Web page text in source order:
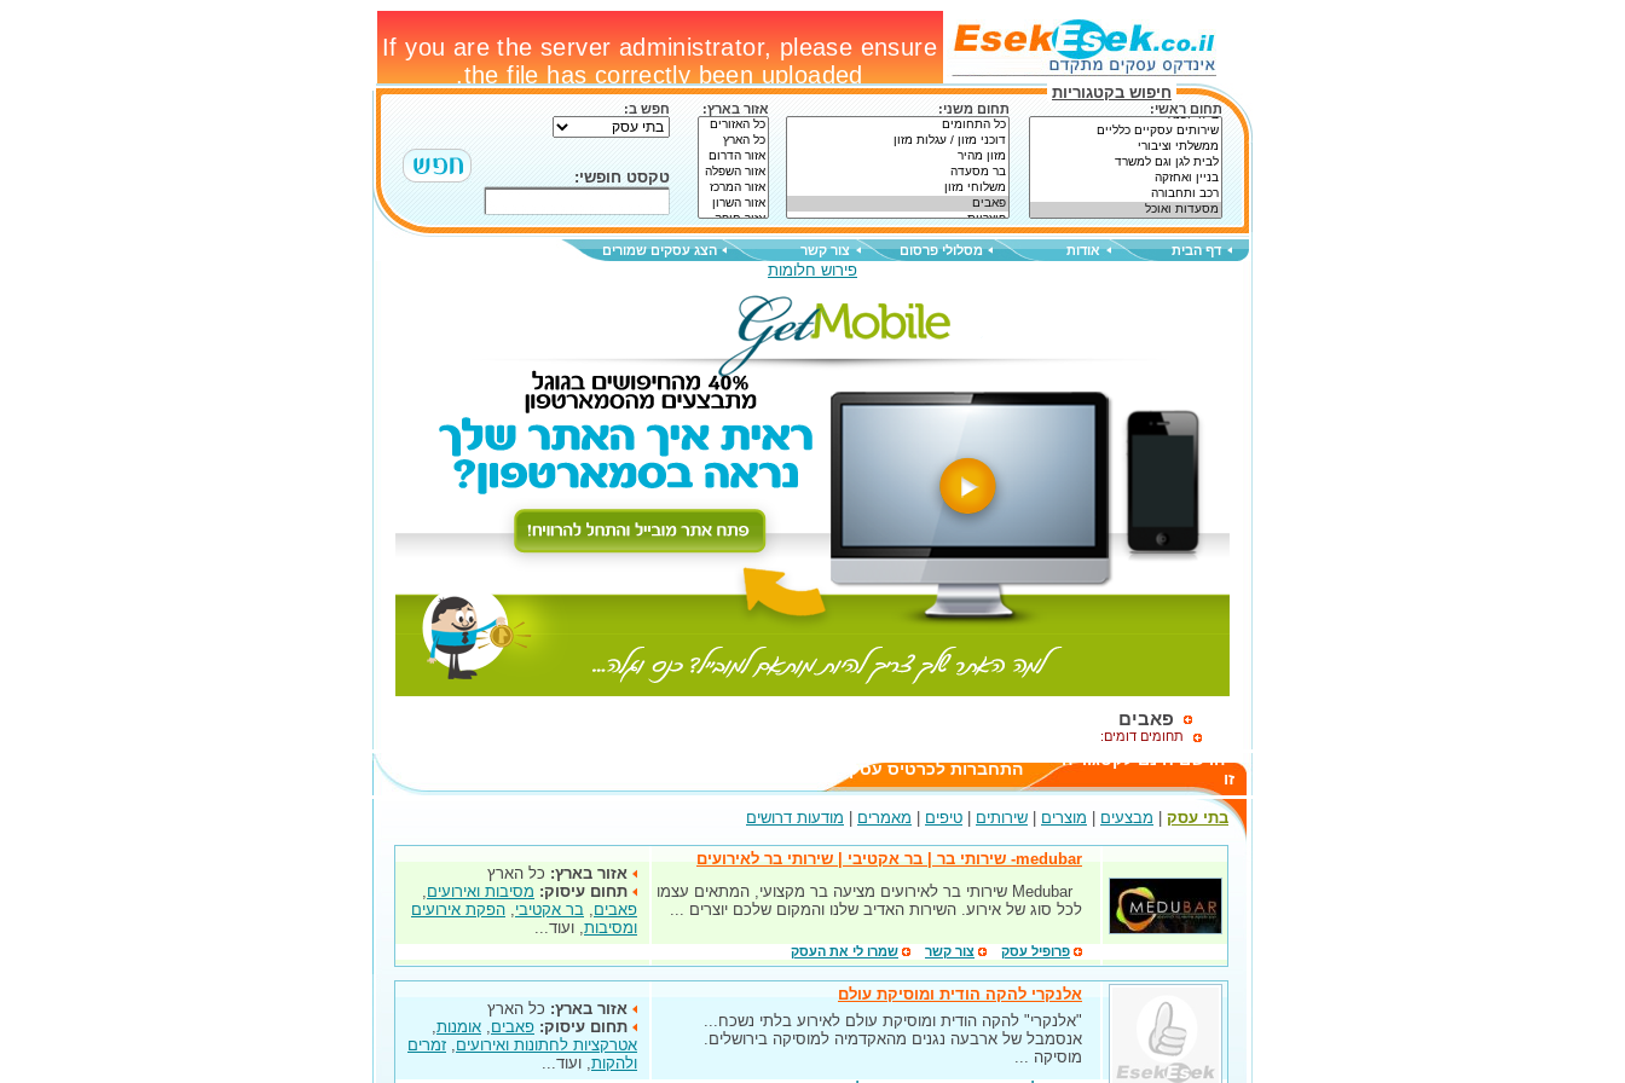
חיפוש בקטגוריות
תחום ראשי: תחום משני: אזור בארץ: חפש ב:
טקסט חופשי:
דף הבית אודות מסלולי פרסום צור קשר הצג עסקים שמורים
פירוש חלומות
פאבים
תחומים דומים:
הרשם חינם לקטגוריה
זו
התחברות לכרטיס עסק
בתי עסק מבצעים מוצרים שירותים טיפים מאמרים מודעות דרושים
medubar- שירותי בר | בר אקטיבי | שירותי בר לאירועים
Medubar שירותי בר לאירועים מציעה בר מקצועי, המתאים עצמו
לכל סוג של אירוע. השירות האדיב שלנו והמקום שלכם יוצרים ...
פרופיל עסק צור קשר שמרו לי את העסק
אזור בארץ: כל הארץ
תחום עיסוק: מסיבות ואירועים,
פאבים, בר אקטיבי, הפקת אירועים
ומסיבות, ועוד...
אלנקרי להקה הודית ומוסיקת עולם
"אלנקרי" להקה הודית ומוסיקת עולם לאירוע בלתי נשכח...
אנסמבל של ארבעה נגנים מהאקדמיה למוסיקה בירושלים.
מוסיקה ...
אזור בארץ: כל הארץ
תחום עיסוק: פאבים, אומנות,
אטרקציות לחתונות ואירועים, זמרים
ולהקות, ועוד...